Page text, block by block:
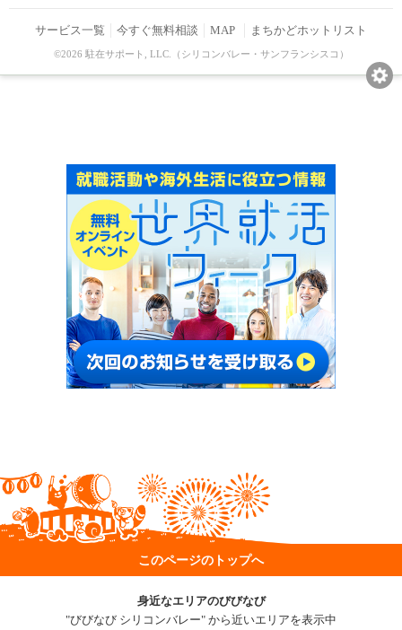
サービス一覧 今すぐ無料相談 MAP まちかどホットリスト
©2026 駐在サポート, LLC.（シリコンバレー・サンフランシスコ）
このページのトップへ
身近なエリアのびびなび
"びびなび シリコンバレー" から近いエリアを表示中